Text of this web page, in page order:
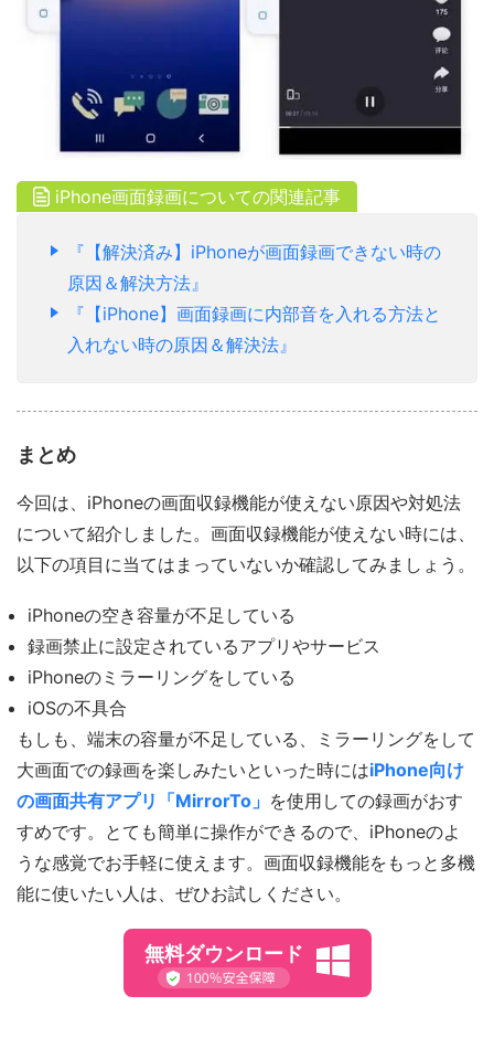
iPhone画面録画についての関連記事
『【解決済み】iPhoneが画面録画できない時の
原因＆解決方法』
『【iPhone】画面録画に内部音を入れる方法と
入れない時の原因＆解決法』
まとめ
今回は、iPhoneの画面収録機能が使えない原因や対処法
について紹介しました。画面収録機能が使えない時には、
以下の項目に当てはまっていないか確認してみましょう。
iPhoneの空き容量が不足している
録画禁止に設定されているアプリやサービス
iPhoneのミラーリングをしている
iOSの不具合
もしも、端末の容量が不足している、ミラーリングをして
大画面での録画を楽しみたいといった時にはiPhone向け
の画面共有アプリ「MirrorTo」 を使用しての録画がおす
すめです。とても簡単に操作ができるので、iPhoneのよ
うな感覚でお手軽に使えます。画面収録機能をもっと多機
能に使いたい人は、ぜひお試しください。
無料ダウンロード